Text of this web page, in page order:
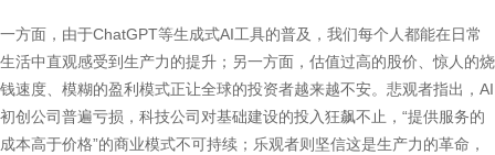
一方面，由于ChatGPT等生成式AI工具的普及，我们每个人都能在日常
生活中直观感受到生产力的提升；另一方面，估值过高的股价、惊人的烧
钱速度、模糊的盈利模式正让全球的投资者越来越不安。悲观者指出，AI
初创公司普遍亏损，科技公司对基础建设的投入狂飙不止，“提供服务的
成本高于价格”的商业模式不可持续；乐观者则坚信这是生产力的革命，